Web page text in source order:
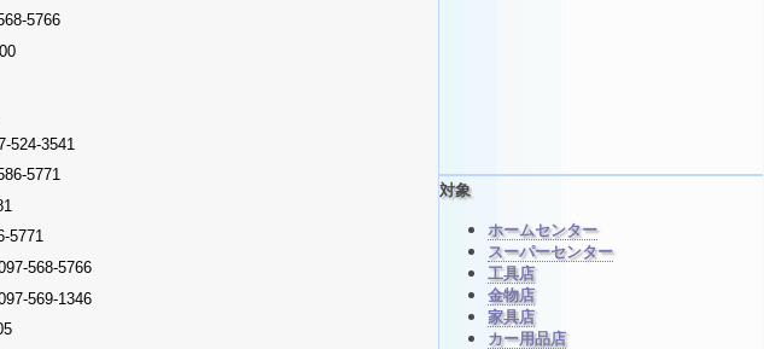
5766
524-3541
5771
5771
568-5766
569-1346
対象
ホームセンター
スーパーセンター
工具店
金物店
家具店
カー用品店